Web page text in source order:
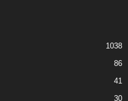
1038
86
41
30